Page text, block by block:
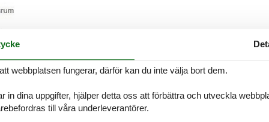
Beskrivning
masser af fællesaktiviteter for både store og små. Huset er i 2
i åben forbindelse med stuen, hvorfra der er udgang til den
soveværelser med henholdsvis dobbeltseng og to enkeltsenge
aktivitetsmuligheder, bl.a. indendørs og udendørs swimmingpool
webbplatsen fungerar, därför kan du inte välja bort dem.
in dina uppgifter, hjälper detta oss att förbättra och utveckla
till våra underleverantörer.